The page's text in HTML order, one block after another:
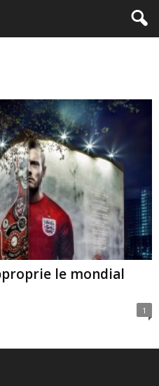
le mondial
1